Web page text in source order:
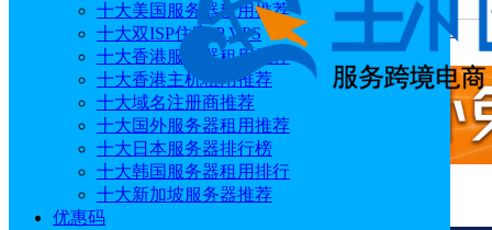
十大美国服务器租用推荐
十大双ISP住宅IP VPS
十大香港服务器租用推荐
十大香港主机租用推荐
十大域名注册商推荐
十大国外服务器租用推荐
十大日本服务器排行榜
十大韩国服务器租用排行
十大新加坡服务器推荐
优惠码
当前位置：首页 优惠码 InterServer夏季促销 全场首月半价
2GB VPS低至$1.5/月 虚拟主机/VPS/独服/存储服务器